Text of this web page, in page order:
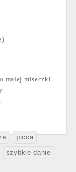
małej miseczki.
picca
szybkie danie